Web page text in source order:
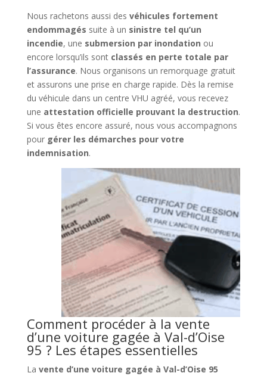
Nous rachetons aussi des véhicules fortement
endommagés suite à un sinistre tel qu’un
incendie, une submersion par inondation ou
encore lorsqu’ils sont classés en perte totale par
l’assurance. Nous organisons un remorquage gratuit
et assurons une prise en charge rapide. Dès la remise
du véhicule dans un centre VHU agréé, vous recevez
une attestation officielle prouvant la destruction.
Si vous êtes encore assuré, nous vous accompagnons
pour gérer les démarches pour votre
indemnisation.
Comment procéder à la vente
d’une voiture gagée à Val-d’Oise
95 ? Les étapes essentielles
La vente d’une voiture gagée à Val-d’Oise 95